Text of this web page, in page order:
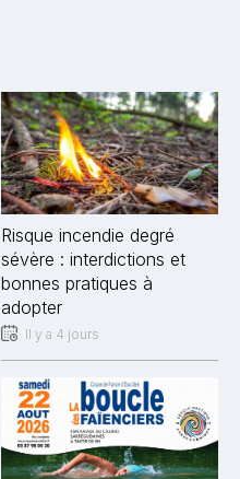
Risque incendie degré
sévère : interdictions et
bonnes pratiques à
adopter
Il y a 4 jours